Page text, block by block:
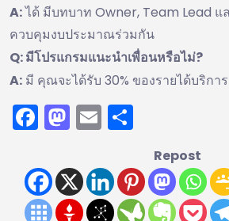
A:ได้ มีบทบาท Owner, Team Lead แ
ควบคุมงบประมาณร่วมกัน
Q: มีโปรแกรมแนะนำเพื่อนหรือไม่?
A: มี คุณจะได้รับ 30% ของรายได้บริกา
Facebook
Mastodon
Email
Repost